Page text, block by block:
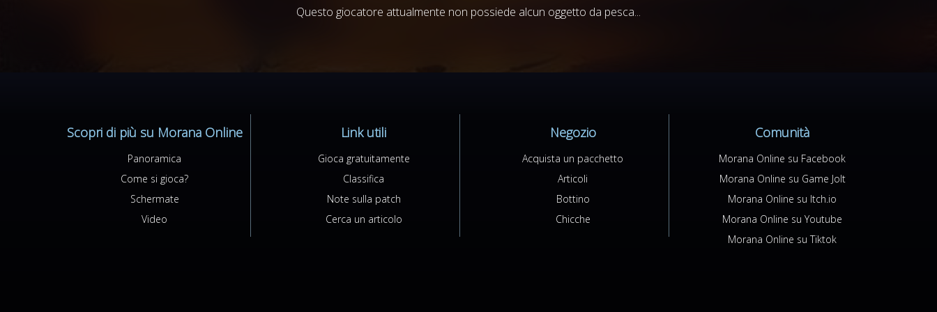
Questo giocatore attualmente non possiede alcun oggetto da pesca...
Scopri di più su Morana Online
Panoramica
Come si gioca?
Schermate
Video
Link utili
Gioca gratuitamente
Classifica
Note sulla patch
Cerca un articolo
Negozio
Acquista un pacchetto
Articoli
Bottino
Chicche
Comunità
Morana Online su Facebook
Morana Online su Game Jolt
Morana Online su Itch.io
Morana Online su Youtube
Morana Online su Tiktok